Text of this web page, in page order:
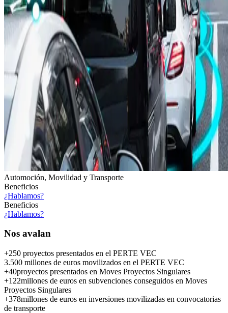
Automoción, Movilidad y Transporte
Beneficios
¿Hablamos?
Beneficios
¿Hablamos?
Nos avalan
+250 proyectos presentados en el PERTE VEC
3.500 millones de euros movilizados en el PERTE VEC
+40proyectos presentados en Moves Proyectos Singulares
+122millones de euros en subvenciones conseguidos en Moves
Proyectos Singulares
+378millones de euros en inversiones movilizadas en convocatorias
de transporte